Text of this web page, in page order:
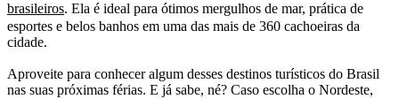
brasileiros. Ela é ideal para ótimos mergulhos de mar, prática de
esportes e belos banhos em uma das mais de 360 cachoeiras da
cidade.
Aproveite para conhecer algum desses destinos turísticos do Brasil
nas suas próximas férias. E já sabe, né? Caso escolha o Nordeste,